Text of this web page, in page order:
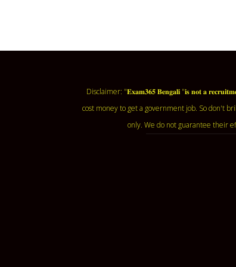
Disclaimer: "𝐄𝐱𝐚𝐦𝟑𝟔𝟓 𝐁𝐞𝐧𝐠𝐚𝐥𝐢 "𝐢𝐬 𝐧𝐨𝐭 𝐚
cost money to get a government job. So don't
only. We do not guarantee their